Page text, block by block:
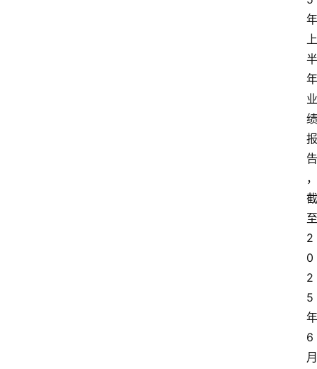
年
上
半
年
业
绩
报
告
，
截
至
2
0
2
5
年
6
月